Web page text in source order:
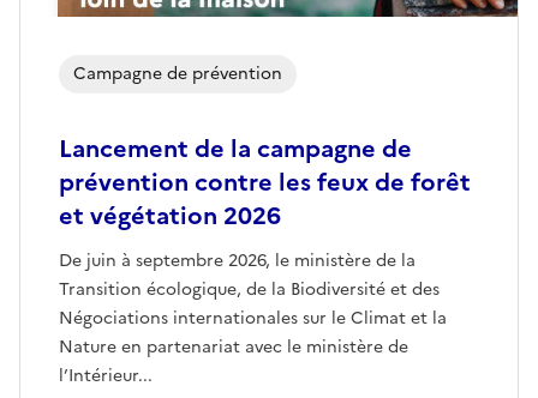
Lancement de la campagne de
prévention contre les feux de forêt
et végétation 2026
De juin à septembre 2026, le ministère de la
Transition écologique, de la Biodiversité et des
Négociations internationales sur le Climat et la
Nature en partenariat avec le ministère de
l’Intérieur...
Campagne de prévention